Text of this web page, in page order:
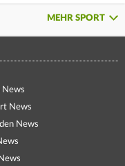
MEHR SPORT
News
News
News